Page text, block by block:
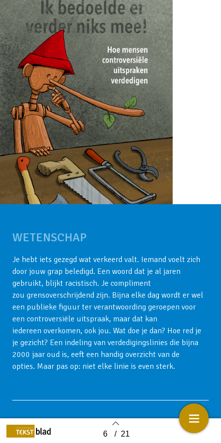
Back to index 6 / 21
WETENSCHAP
Je hebt iets gezegd wat verkeerd valt. Iemand voelt zich
door jouw grap beledigd. Een woord dat je al jaren
gebruikt, blijkt racistisch. Je compliment
zou grensoverschrijdend zijn. Bijna elke dag wordt er wel
een publieke figuur ter verantwoording geroepen voor
een controversiële uitspraak, maar dat kan
iedereen overkomen, ook jou. Wat doe je dan? Hoe red je
je gezicht? Een indeling van verdedigingslinies die bijna
2000 jaar oud is, eeft een handig overzicht van de
opties. Maar pas op: niet elke linie is even sterk.
RONNY BOOGAART